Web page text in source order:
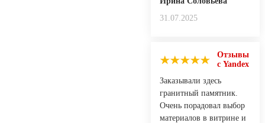
31.07.2025
Отзывы
с Yandex
Заказывали здесь
гранитный памятник.
Очень порадовал выбор
материалов в витрине и